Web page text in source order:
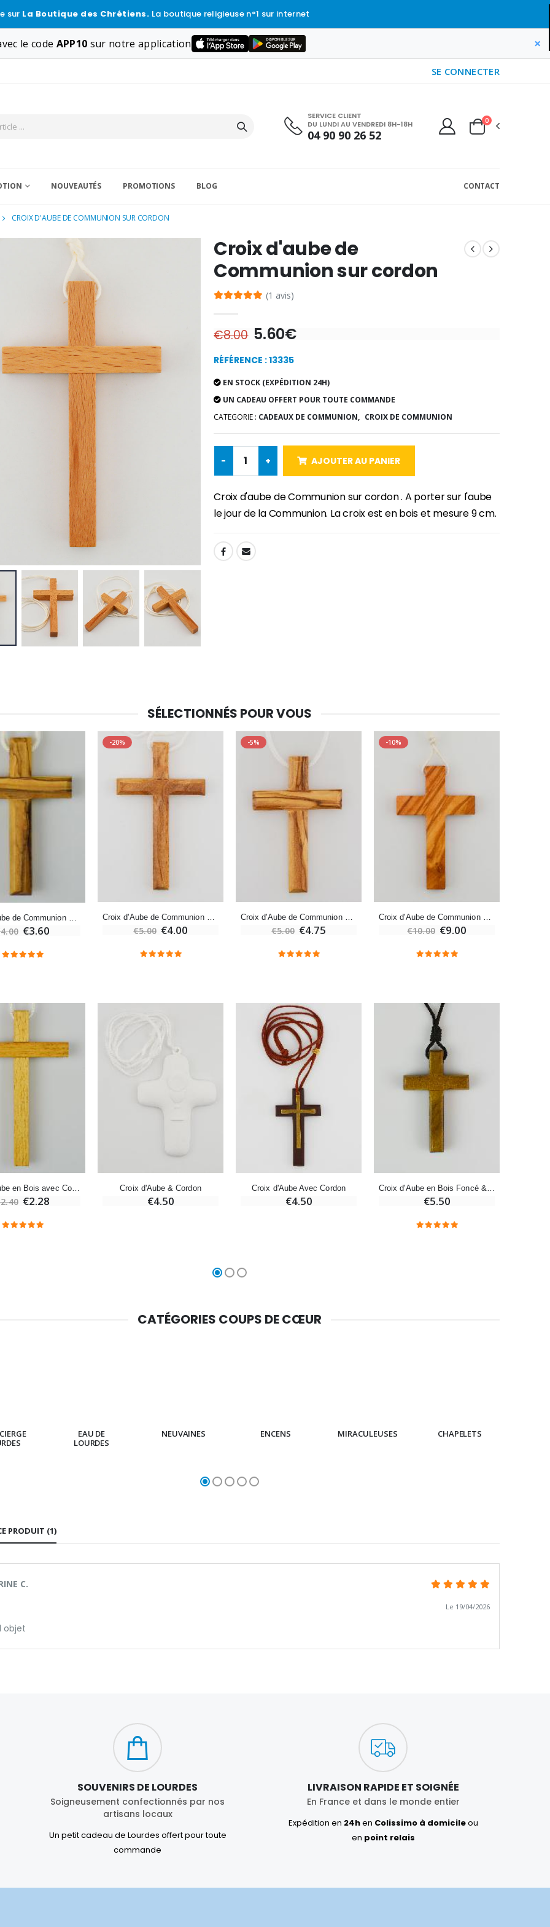
sur La Boutique des Chrétiens. La boutique religieuse n°1 sur internet
le code APP10 sur notre application ×
SE CONNECTER
SERVICE CLIENT
DU LUNDI AU VENDREDI 8H-18H
04 90 90 26 52
0
NOUVEAUTÉS PROMOTIONS BLOG CONTACT
CROIX D'AUBE DE COMMUNION SUR CORDON
€10.00 €7.00
-20%
€12.00
€7.90
-10%
€5.50 €4.95
€78.00 €58.50
Huile d'Onction
€9.90
€4.90
€6.00
€21.90
€130.00
€23.00
-20%
Déposez votre Neuvaine à Lourdes
Bonbons Pastilles Menthe à l'Eau de Lourdes - 130g
€5.50 €4.95
€78.00 €58.50
Croix d'aube de
Communion sur cordon
(1 avis)
€8.00 5.60€
RÉFÉRENCE : 13335
EN STOCK (EXPÉDITION 24H)
UN CADEAU OFFERT POUR TOUTE COMMANDE
CATEGORIE : CADEAUX DE COMMUNION, CROIX DE COMMUNION
- + AJOUTER AU PANIER
Croix d'aube de Communion sur cordon . A porter sur l'aube
le jour de la Communion. La croix est en bois et mesure 9 cm.
SHARE:
SÉLECTIONNÉS POUR VOUS
€3.60
-20%
Croix d'Aube de Communion en Bois d'Olivier avec Cordon 9 cm
€5.00 €4.00
-5%
Croix d'Aube de Communion en Bois d'Olivier avec Cordon 7 cm
€5.00 €4.75
-10%
Croix d'Aube de Communion en Bois d'Olivier avec Cordon Blanc
€10.00 €9.00
Croix d'Aube en Bois avec Cordon Blanc 10 cm
€2.28
Croix d'Aube & Cordon
€4.50
Croix d'Aube Avec Cordon
€4.50
Croix d'Aube en Bois Foncé & Cordon Noir
€5.50
CATÉGORIES COUPS DE CŒUR
EAU DE
LOURDES
NEUVAINES ENCENS MIRACULEUSES CHAPELETS
PRODUIT (1)
C.
Le 19/04/2026
objet
SOUVENIRS DE LOURDES
Soigneusement confectionnés par nos
artisans locaux
Un petit cadeau de Lourdes offert pour toute
commande
LIVRAISON RAPIDE ET SOIGNÉE
En France et dans le monde entier
Expédition en 24hen Colissimo à domicileou
en point relais